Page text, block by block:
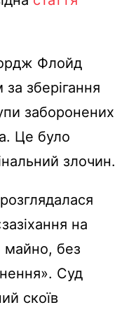
Флойд
зберігання
заборонених
Це було
злочин.
на
майно, без
Суд
скоїв